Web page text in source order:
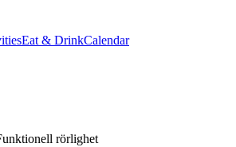
Eat & DrinkCalendar
rörlighet